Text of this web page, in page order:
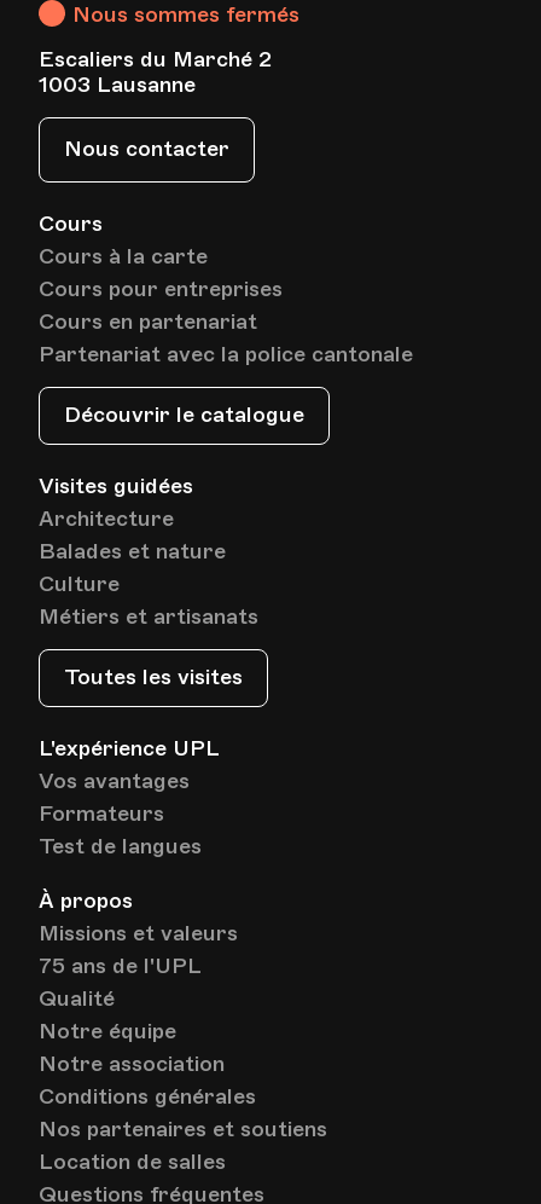
Cours
Cours à la carte
Cours pour entreprises
Cours en partenariat
Partenariat avec la police cantonale
Découvrir le catalogue
Visites guidées
Architecture
Balades et nature
Culture
Métiers et artisanats
Toutes les visites
L'expérience UPL
Vos avantages
Formateurs
Test de langues
À propos
Missions et valeurs
75 ans de l'UPL
Qualité
Notre équipe
Notre association
Conditions générales
Nos partenaires et soutiens
Location de salles
Questions fréquentes
Nous sommes fermés
Escaliers du Marché 2
1003 Lausanne
Nous contacter